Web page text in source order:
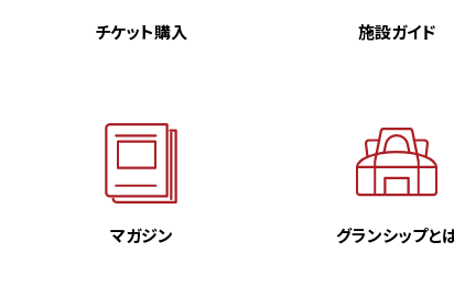
チケット購入 施設ガイド
マガジン グランシップと